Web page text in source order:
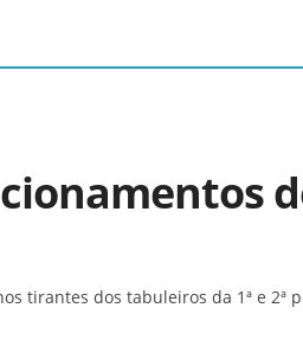
tirantes dos tabuleiros da 1ª e 2ª